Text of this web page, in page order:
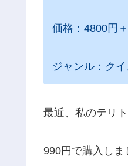
価格：4800円
ジャンル：ク
最近、私のテリ
990円で購入しま